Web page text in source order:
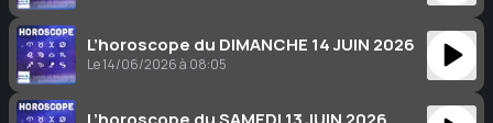
L’horoscope du DIMANCHE 14 JUIN 2026
Le 14/06/2026 à 08:05